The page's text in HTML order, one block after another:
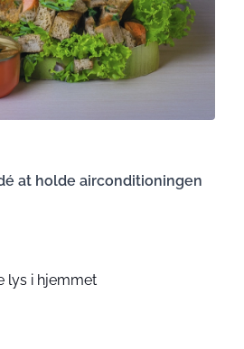
at holde airconditioningen
lys i hjemmet